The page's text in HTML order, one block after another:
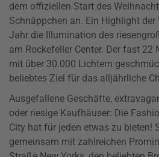
dem offiziellen Start des
Schnäppchen an. Ein Highlight
Jahr die Illumination des
am Rockefeller Center. Der fast 22
mit über 30.000 Lichtern
beliebtes Ziel für das alljährliche
Ausgefallene Geschäfte,
oder riesige Kaufhäuser: Die
City hat für jeden etwas zu bieten!
gemeinsam mit zahlreichen